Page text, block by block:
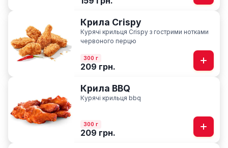
Крила Crispy
Курячі крильця Crispy з гострими нотками
червоного перцю
300 г
209 грн.
Крила BBQ
Курячі крильця bbq
300 г
209 грн.